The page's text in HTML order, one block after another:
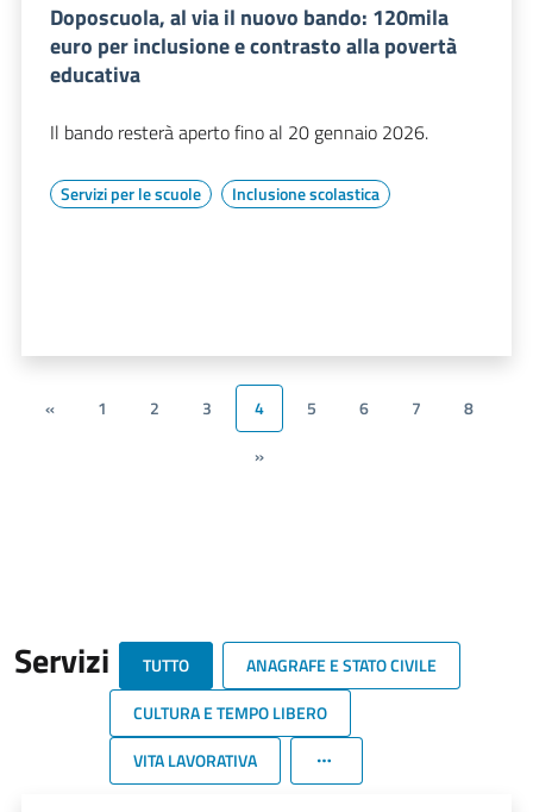
Doposcuola, al via il nuovo bando: 120mila
euro per inclusione e contrasto alla povertà
educativa
Il bando resterà aperto fino al 20 gennaio 2026.
Servizi per le scuole Inclusione scolastica
« 1 2 3 4 5 6 7
8
»
Servizi TUTTO
ANAGRAFE E STATO CIVILE
CULTURA E TEMPO LIBERO
VITA LAVORATIVA